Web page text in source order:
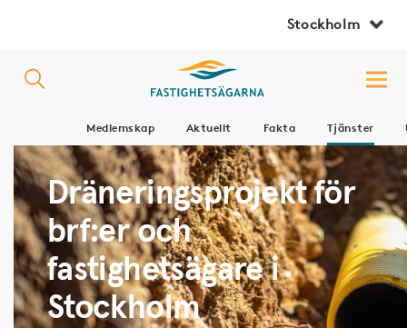
Stockholm
Medlemskap Aktuellt Fakta Tjänster
Dräneringsprojekt för
brf:er och
fastighetsägare i
Stockholm